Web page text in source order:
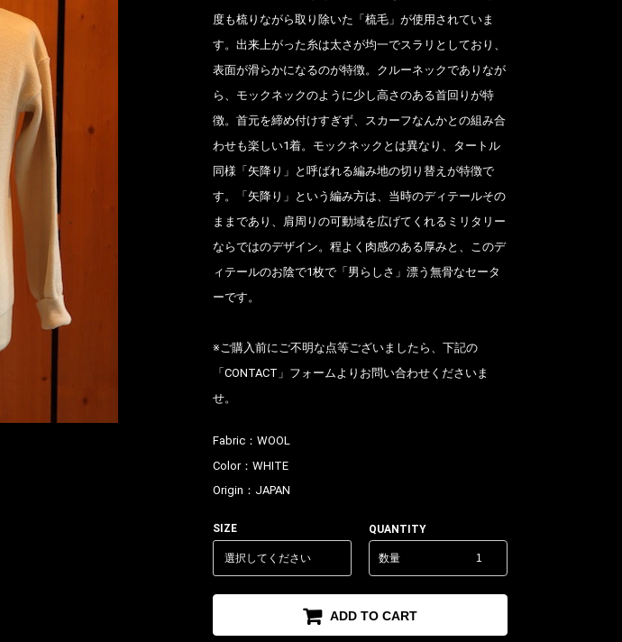
度も梳りながら取り除いた「梳毛」が使用されていま
す。出来上がった糸は太さが均一でスラリとしており、
表面が滑らかになるのが特徴。クルーネックでありなが
ら、モックネックのように少し高さのある首回りが特
徴。首元を締め付けすぎず、スカーフなんかとの組み合
わせも楽しい1着。モックネックとは異なり、タートル
同様「矢降り」と呼ばれる編み地の切り替えが特徴で
す。「矢降り」という編み方は、当時のディテールその
ままであり、肩周りの可動域を広げてくれるミリタリー
ならではのデザイン。程よく肉感のある厚みと、このデ
ィテールのお陰で1枚で「男らしさ」漂う無骨なセータ
ーです。
※ご購入前にご不明な点等ございましたら、下記の
「CONTACT」フォームよりお問い合わせくださいま
せ。
Fabric： WOOL
Color： WHITE
Origin： JAPAN
SIZE QUANTITY
数量
ADD TO CART